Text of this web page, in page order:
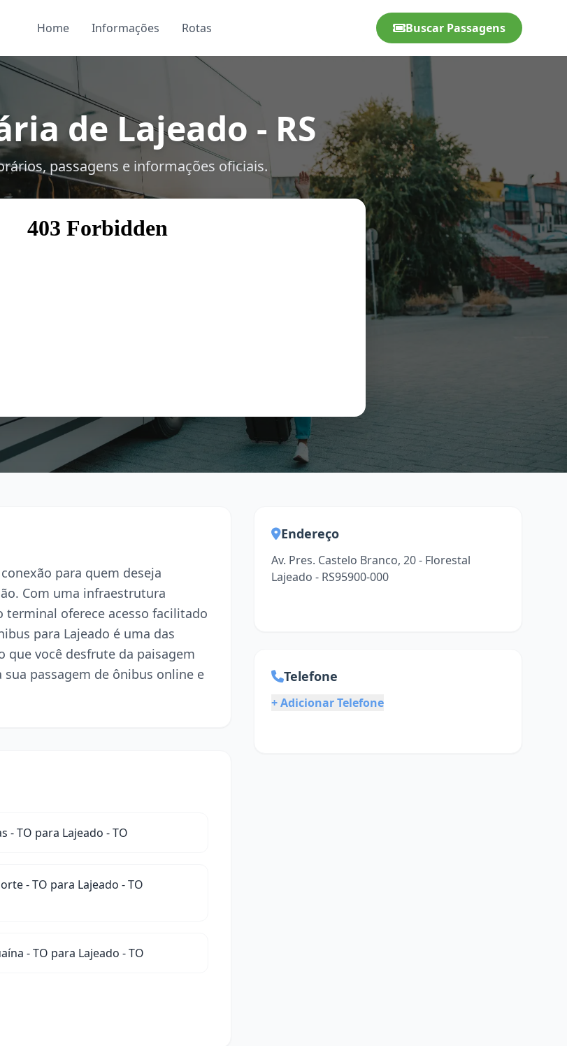
Home Informações Rotas Buscar Passagens
de Lajeado - RS
passagens e informações oficiais.
para quem deseja
Com uma infraestrutura
terminal oferece acesso facilitado
para Lajeado é uma das
você desfrute da paisagem
passagem de ônibus online e
- TO para Lajeado - TO
- TO para Lajeado - TO
- TO para Lajeado - TO
Endereço
Av. Pres. Castelo Branco, 20 - Florestal
Lajeado - RS95900-000
Telefone
+ Adicionar Telefone